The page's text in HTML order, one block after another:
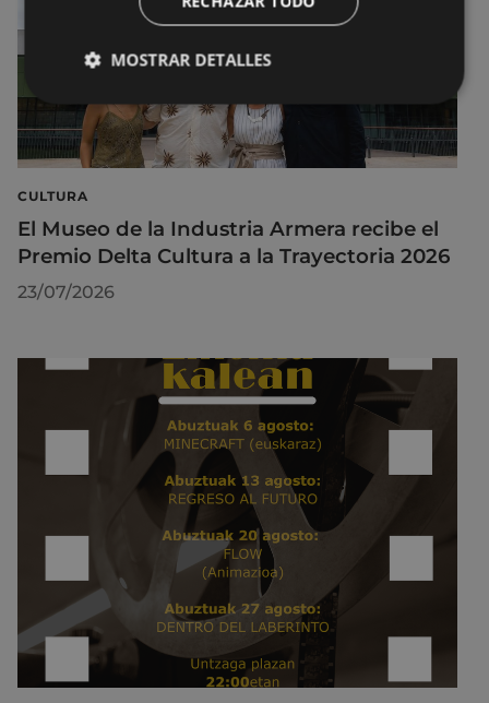
CULTURA
El Museo de la Industria Armera recibe el
Premio Delta Cultura a la Trayectoria 2026
23/07/2026
MOSTRAR DETALLES